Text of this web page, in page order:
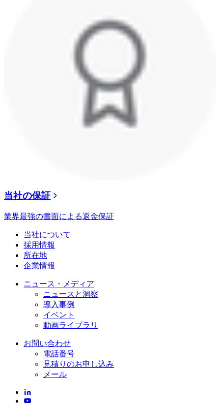
当社の保証
業界最強の書面による返金保証
当社について
採用情報
所在地
企業情報
ニュース・メディア
ニュースと洞察
導入事例
イベント
動画ライブラリ
お問い合わせ
電話番号
見積りのお申し込み
メール